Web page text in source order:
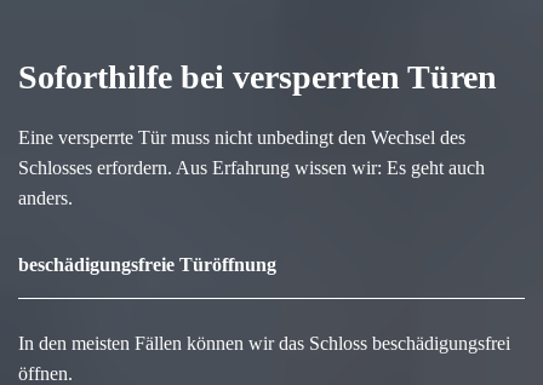
Soforthilfe bei versperrten Türen
Eine versperrte Tür muss nicht unbedingt den Wechsel des
Schlosses erfordern. Aus Erfahrung wissen wir: Es geht auch
anders.
beschädigungsfreie Türöffnung
In den meisten Fällen können wir das Schloss beschädigungsfrei
öffnen.